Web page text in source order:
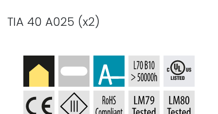
TIA 40 A025 (x2)